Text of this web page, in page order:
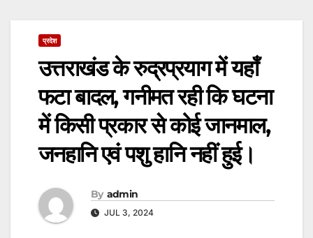
प्रदेश
उत्तराखंड के रुद्रप्रयाग में यहाँ
फटा बादल, गनीमत रही कि घटना
में किसी प्रकार से कोई जानमाल,
जनहानि एवं पशु हानि नहीं हुई।
By admin
JUL 3, 2024